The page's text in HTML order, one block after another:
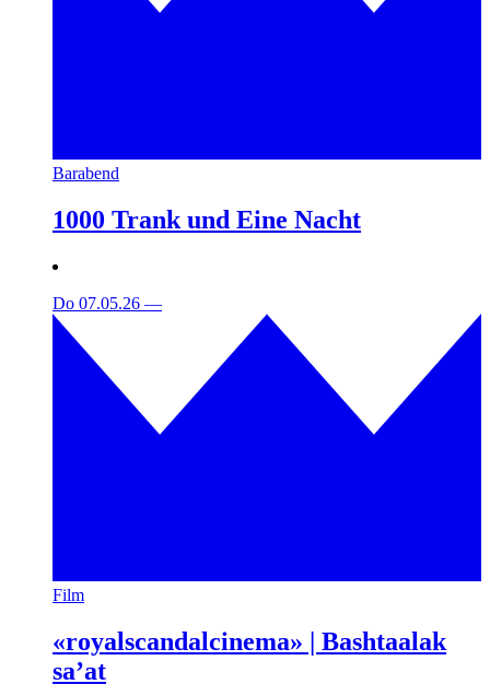
Barabend
1000 Trank und Eine Nacht
Do 07.05.26 —
Film
«royalscandalcinema» | Bashtaalak
sa’at